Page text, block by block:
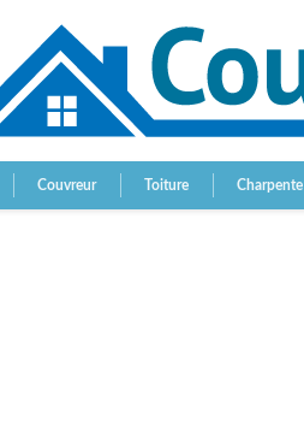
Couvreur Toiture Charpente